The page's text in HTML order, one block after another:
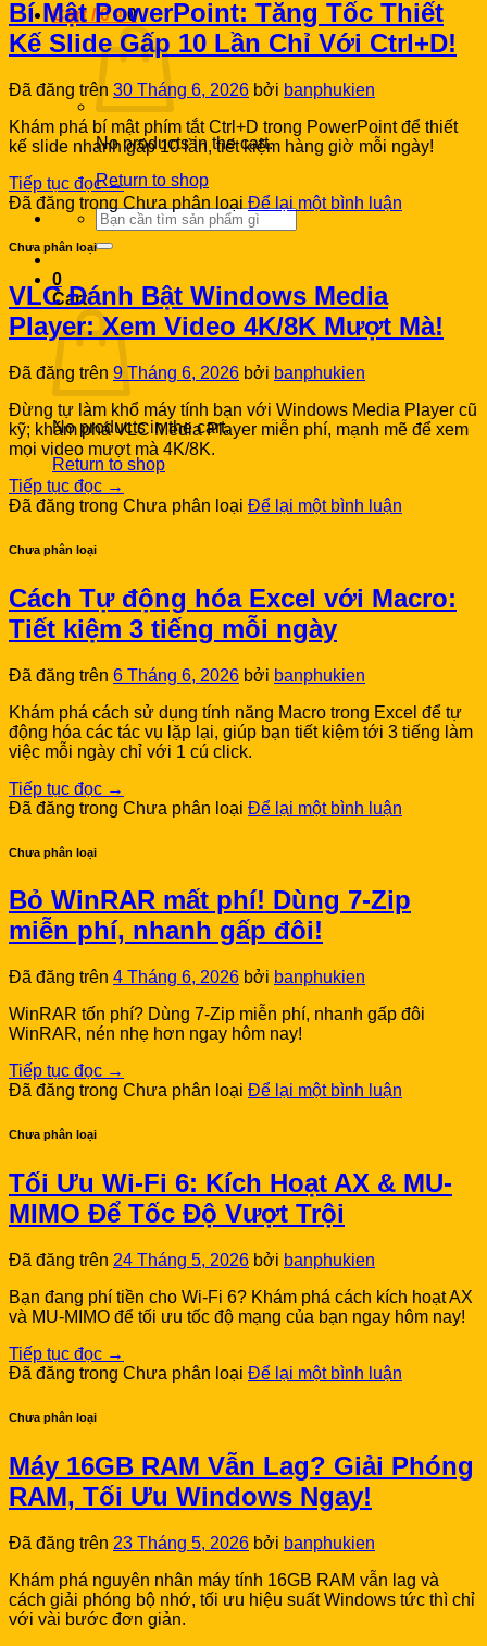
Cart / 0₫ 0
No products in the cart.
Return to shop
Search
for:
0
Cart
No products in the cart.
Return to shop
Bí Mật PowerPoint: Tăng Tốc Thiết
Kế Slide Gấp 10 Lần Chỉ Với Ctrl+D!
Đã đăng trên 30 Tháng 6, 2026 bởi banphukien
Khám phá bí mật phím tắt Ctrl+D trong PowerPoint để thiết
kế slide nhanh gấp 10 lần, tiết kiệm hàng giờ mỗi ngày!
Tiếp tục đọc→
Đã đăng trong Chưa phân loại Để lại một bình luận
Chưa phân loại
VLC Đánh Bật Windows Media
Player: Xem Video 4K/8K Mượt Mà!
Đã đăng trên 9 Tháng 6, 2026 bởi banphukien
Đừng tự làm khổ máy tính bạn với Windows Media Player cũ
kỹ; khám phá VLC Media Player miễn phí, mạnh mẽ để xem
mọi video mượt mà 4K/8K.
Tiếp tục đọc →
Đã đăng trong Chưa phân loại Để lại một bình luận
Chưa phân loại
Cách Tự động hóa Excel với Macro:
Tiết kiệm 3 tiếng mỗi ngày
Đã đăng trên 6 Tháng 6, 2026 bởi banphukien
Khám phá cách sử dụng tính năng Macro trong Excel để tự
động hóa các tác vụ lặp lại, giúp bạn tiết kiệm tới 3 tiếng làm
việc mỗi ngày chỉ với 1 cú click.
Tiếp tục đọc →
Đã đăng trong Chưa phân loại Để lại một bình luận
Chưa phân loại
Bỏ WinRAR mất phí! Dùng 7-Zip
miễn phí, nhanh gấp đôi!
Đã đăng trên 4 Tháng 6, 2026 bởi banphukien
WinRAR tốn phí? Dùng 7-Zip miễn phí, nhanh gấp đôi
WinRAR, nén nhẹ hơn ngay hôm nay!
Tiếp tục đọc →
Đã đăng trong Chưa phân loại Để lại một bình luận
Chưa phân loại
Tối Ưu Wi-Fi 6: Kích Hoạt AX & MU-
MIMO Để Tốc Độ Vượt Trội
Đã đăng trên 24 Tháng 5, 2026 bởi banphukien
Bạn đang phí tiền cho Wi-Fi 6? Khám phá cách kích hoạt AX
và MU-MIMO để tối ưu tốc độ mạng của bạn ngay hôm nay!
Tiếp tục đọc →
Đã đăng trong Chưa phân loại Để lại một bình luận
Chưa phân loại
Máy 16GB RAM Vẫn Lag? Giải Phóng
RAM, Tối Ưu Windows Ngay!
Đã đăng trên 23 Tháng 5, 2026 bởi banphukien
Khám phá nguyên nhân máy tính 16GB RAM vẫn lag và
cách giải phóng bộ nhớ, tối ưu hiệu suất Windows tức thì chỉ
với vài bước đơn giản.